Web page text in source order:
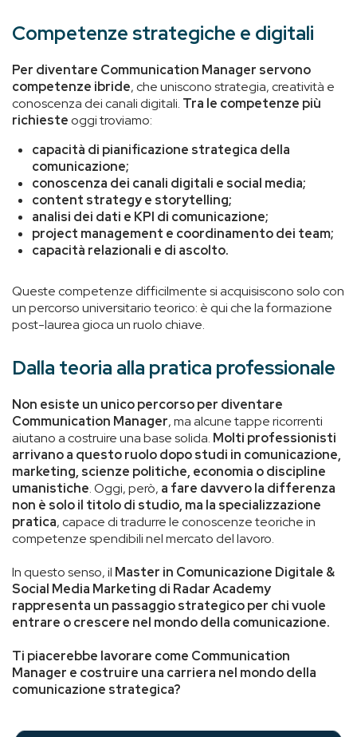
Competenze strategiche e digitali
Per diventare Communication Manager servono
competenze ibride, che uniscono strategia, creatività e
conoscenza dei canali digitali. Tra le competenze più
richiesteoggi troviamo:
capacità di pianificazione strategica della
comunicazione;
conoscenza dei canali digitali e social media;
content strategy e storytelling;
analisi dei dati e KPI di comunicazione;
project management e coordinamento dei team;
capacità relazionali e di ascolto.
Queste competenze difficilmente si acquisiscono solo con
un percorso universitario teorico: è qui che la formazione
post-laurea gioca un ruolo chiave.
Dalla teoria alla pratica professionale
Non esiste un unico percorso per diventare
Communication Manager, ma alcune tappe ricorrenti
aiutano a costruire una base solida. Molti professionisti
arrivano a questo ruolo dopo studi in comunicazione,
marketing, scienze politiche, economia o discipline
umanistiche. Oggi, però, a fare davvero la differenza
non è solo il titolo di studio, ma la specializzazione
pratica, capace di tradurre le conoscenze teoriche in
competenze spendibili nel mercato del lavoro.
In questo senso, il Master in Comunicazione Digitale &
Social Media Marketing di Radar Academy
rappresenta un passaggio strategico per chi vuole
entrare o crescere nel mondo della comunicazione.
Ti piacerebbe lavorare come Communication
Manager e costruire una carriera nel mondo della
comunicazione strategica?